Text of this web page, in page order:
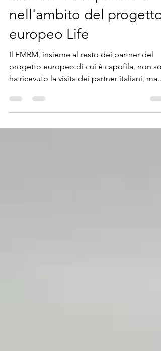
scambio di esperienze
nell'ambito del progetto
europeo Life
Il FMRM, insieme al resto dei partner del
progetto europeo di cui è capofila, non
ha ricevuto la visita dei partner italiani, ma...